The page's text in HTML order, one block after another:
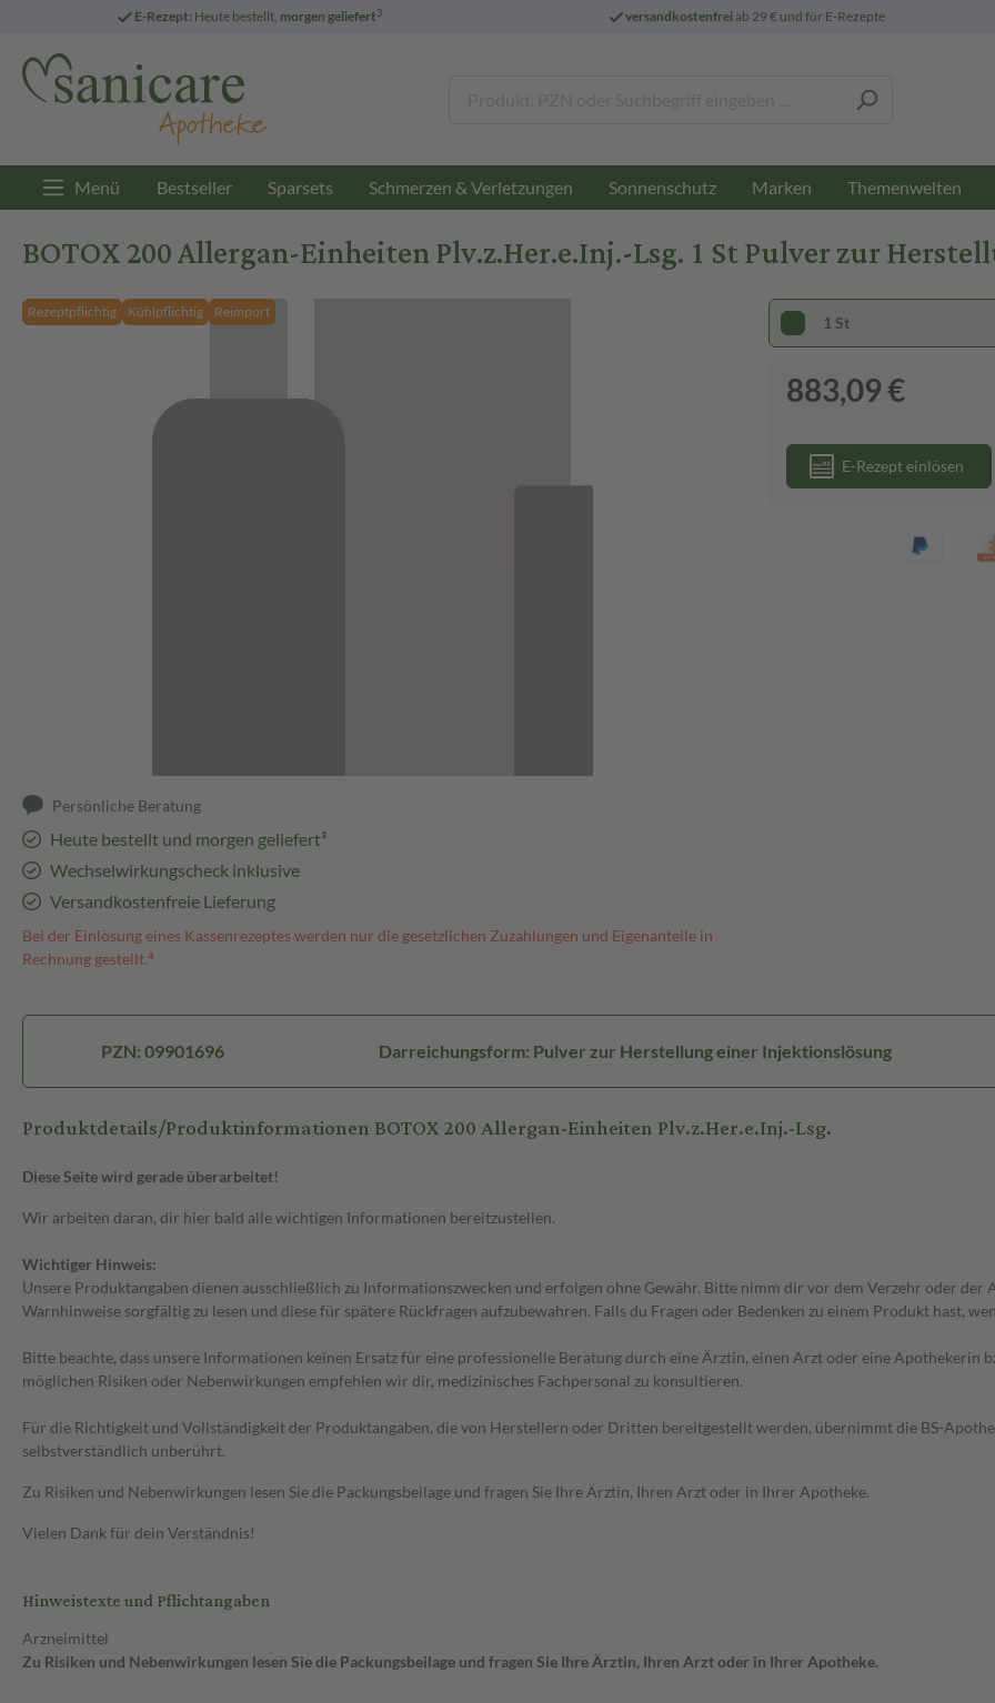
E-Rezept: Heute bestellt, morgen geliefert3 versandkostenfreiab 29 € und für E-Rezepte
Menü Bestseller Sparsets Schmerzen & Verletzungen Sonnenschutz Marken Themenwelten
BOTOX 200 Allergan-Einheiten Plv.z.Her.e.Inj.-Lsg. 1 St Pulver zur
Rezeptpflichtig Kühlpflichtig Reimport
Persönliche Beratung
Heute bestellt und morgen geliefert³
Wechselwirkungscheck inklusive
Versandkostenfreie Lieferung
Bei der Einlösung eines Kassenrezeptes werden nur die gesetzlichen Zuzahlungen und Eigenanteile in
Rechnung gestellt.⁴
1 St
883,09 €
E-Rezept einlösen
PZN: 09901696 Darreichungsform: Pulver zur Herstellung einer Injektionslösung
Produktdetails/Produktinformationen BOTOX 200 Allergan-Einheiten Plv.z.Her.e.Inj.-Lsg.
Diese Seite wird gerade überarbeitet!
Wir arbeiten daran, dir hier bald alle wichtigen Informationen bereitzustellen.
Wichtiger Hinweis:
Unsere Produktangaben dienen ausschließlich zu Informationszwecken und erfolgen ohne Gewähr. Bitte nimm dir vor dem Verzehr oder
Warnhinweise sorgfältig zu lesen und diese für spätere Rückfragen aufzubewahren. Falls du Fragen oder Bedenken zu einem Produkt hast,
Bitte beachte, dass unsere Informationen keinen Ersatz für eine professionelle Beratung durch eine Ärztin, einen Arzt oder eine Apothekerin
möglichen Risiken oder Nebenwirkungen empfehlen wir dir, medizinisches Fachpersonal zu konsultieren.
Für die Richtigkeit und Vollständigkeit der Produktangaben, die von Herstellern oder Dritten bereitgestellt werden, übernimmt die BS-
selbstverständlich unberührt.
Zu Risiken und Nebenwirkungen lesen Sie die Packungsbeilage und fragen Sie Ihre Ärztin, Ihren Arzt oder in Ihrer Apotheke.
Vielen Dank für dein Verständnis!
Hinweistexte und Pflichtangaben
Arzneimittel
Zu Risiken und Nebenwirkungen lesen Sie die Packungsbeilage und fragen Sie Ihre Ärztin, Ihren Arzt oder in Ihrer Apotheke.